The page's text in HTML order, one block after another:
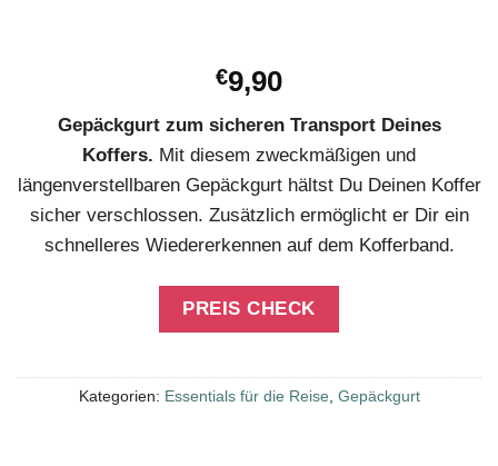
€9,90
Gepäckgurt zum sicheren Transport Deines
Koffers. Mit diesem zweckmäßigen und
längenverstellbaren Gepäckgurt hältst Du Deinen Koffer
sicher verschlossen. Zusätzlich ermöglicht er Dir ein
schnelleres Wiedererkennen auf dem Kofferband.
PREIS CHECK
Kategorien: Essentials für die Reise Gepäckgurt